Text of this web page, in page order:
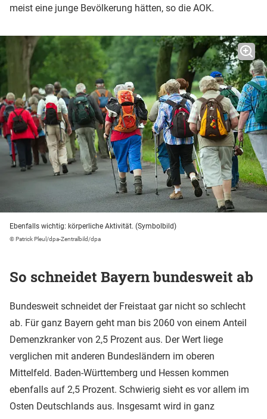
meist eine junge Bevölkerung hätten, so die AOK.
Ebenfalls wichtig: körperliche Aktivität. (Symbolbild)
© Patrick Pleul/dpa-Zentralbild/dpa
So schneidet Bayern bundesweit ab
Bundesweit schneidet der Freistaat gar nicht so schlecht
ab. Für ganz Bayern geht man bis 2060 von einem Anteil
Demenzkranker von 2,5 Prozent aus. Der Wert liege
verglichen mit anderen Bundesländern im oberen
Mittelfeld. Baden-Württemberg und Hessen kommen
ebenfalls auf 2,5 Prozent. Schwierig sieht es vor allem im
Osten Deutschlands aus. Insgesamt wird in ganz